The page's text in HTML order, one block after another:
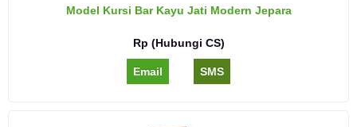
Model Kursi Bar Kayu Jati Modern Jepara
Rp (Hubungi CS)
Email SMS